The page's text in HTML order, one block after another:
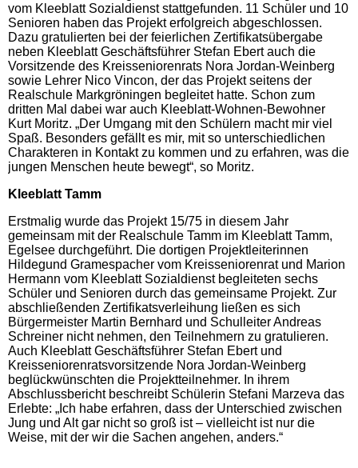
vom Kleeblatt Sozialdienst stattgefunden. 11 Schüler und 10
Senioren haben das Projekt erfolgreich abgeschlossen.
Dazu gratulierten bei der feierlichen Zertifikatsübergabe
neben Kleeblatt Geschäftsführer Stefan Ebert auch die
Vorsitzende des Kreisseniorenrats Nora Jordan-Weinberg
sowie Lehrer Nico Vincon, der das Projekt seitens der
Realschule Markgröningen begleitet hatte. Schon zum
dritten Mal dabei war auch Kleeblatt-Wohnen-Bewohner
Kurt Moritz. „Der Umgang mit den Schülern macht mir viel
Spaß. Besonders gefällt es mir, mit so unterschiedlichen
Charakteren in Kontakt zu kommen und zu erfahren, was die
jungen Menschen heute bewegt“, so Moritz.
Kleeblatt Tamm
Erstmalig wurde das Projekt 15/75 in diesem Jahr
gemeinsam mit der Realschule Tamm im Kleeblatt Tamm,
Egelsee durchgeführt. Die dortigen Projektleiterinnen
Hildegund Gramespacher vom Kreisseniorenrat und Marion
Hermann vom Kleeblatt Sozialdienst begleiteten sechs
Schüler und Senioren durch das gemeinsame Projekt. Zur
abschließenden Zertifikatsverleihung ließen es sich
Bürgermeister Martin Bernhard und Schulleiter Andreas
Schreiner nicht nehmen, den Teilnehmern zu gratulieren.
Auch Kleeblatt Geschäftsführer Stefan Ebert und
Kreisseniorenratsvorsitzende Nora Jordan-Weinberg
beglückwünschten die Projektteilnehmer. In ihrem
Abschlussbericht beschreibt Schülerin Stefani Marzeva das
Erlebte: „Ich habe erfahren, dass der Unterschied zwischen
Jung und Alt gar nicht so groß ist – vielleicht ist nur die
Weise, mit der wir die Sachen angehen, anders.“